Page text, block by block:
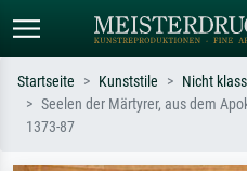
Startseite Kunststile Nicht
Seelen der Märtyrer, aus dem
1373-87